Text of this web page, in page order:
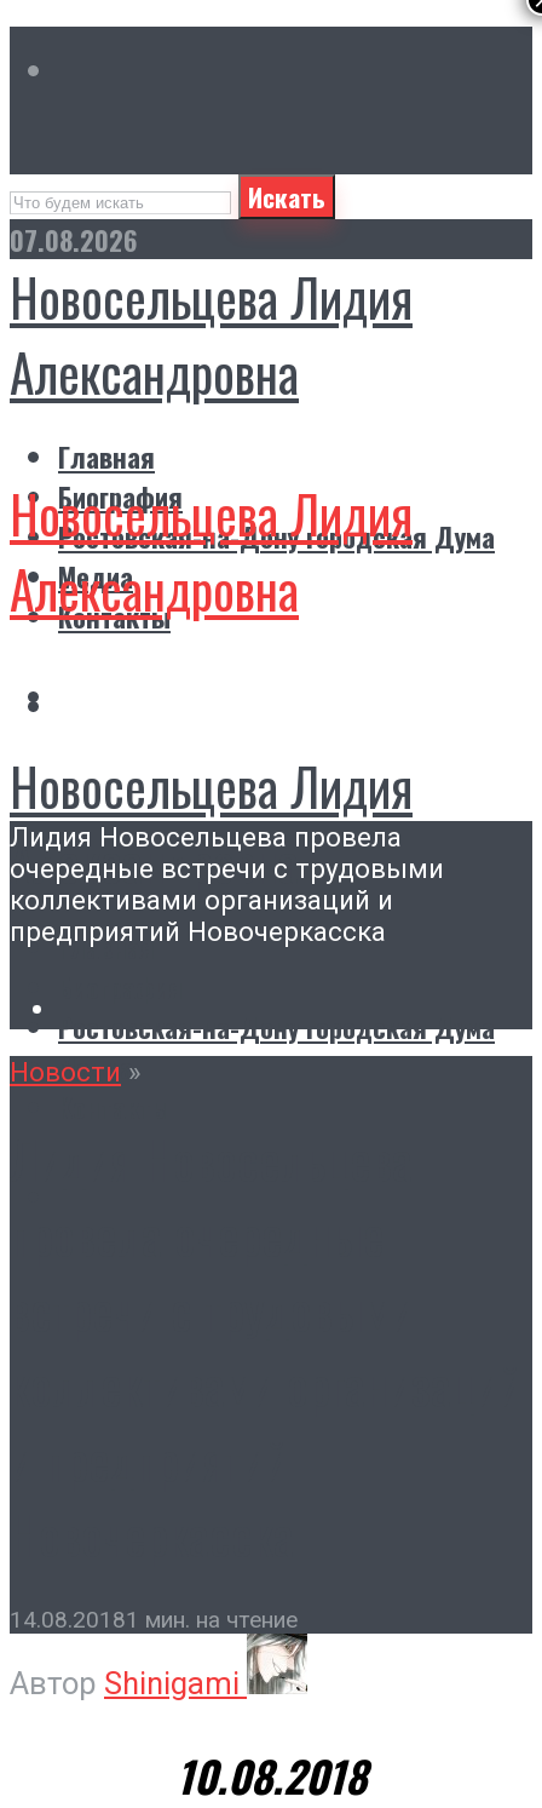
Искать
07.08.2026
Новосельцева Лидия
Александровна
Главная
Биография
Ростовская-на-Дону городская Дума
Медиа
Контакты
Новосельцева Лидия
Александровна
Новосельцева Лидия
Александровна
Главная
Ростовская-на-Дону городская Дума
Медиа
Лидия Новосельцева провела
очередные встречи с трудовыми
коллективами организаций и
предприятий Новочеркасска
Новости »
14.08.20181 мин. на чтение
Автор Shinigami
10.08.2018